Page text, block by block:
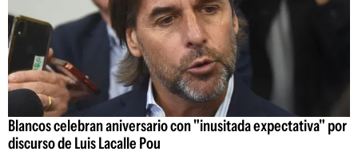
Blancos celebran aniversario con "inusitada expectativa" por
discurso de Luis Lacalle Pou